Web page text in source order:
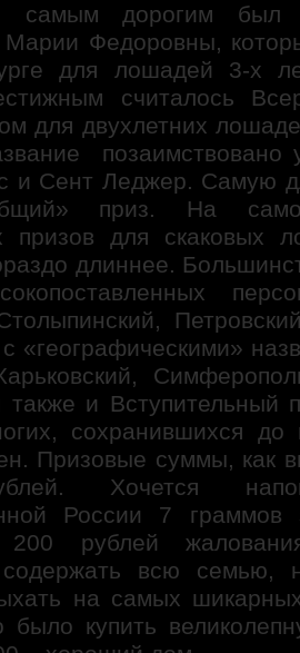
самым дорогим был
Федоровны,
для лошадей 3-х
считалось
для двухлетних
позаимствовано
и Сент Леджер. Самую
приз. На
призов для скаковых
длиннее.
«географическими»
также и Вступительный
сохранившихся
Призовые суммы, как
Хочется
России 7 граммов
рублей
содержать всю семью,
на самых
было купить